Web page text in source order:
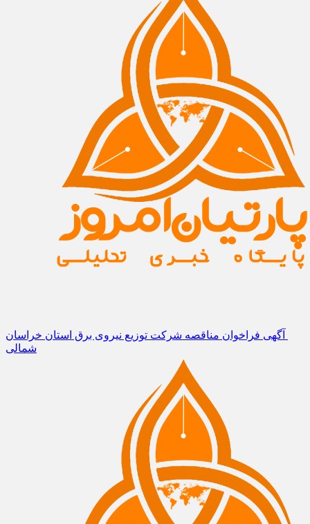
آگهی فراخوان مناقصه شرکت توزیع نیروی برق استان خراسان
شمالی